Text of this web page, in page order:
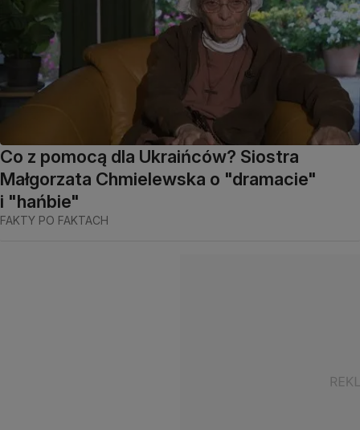
Co z pomocą dla Ukraińców? Siostra
Małgorzata Chmielewska o "dramacie"
i "hańbie"
FAKTY PO FAKTACH